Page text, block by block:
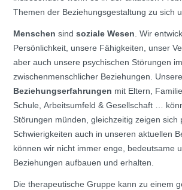
Themen der Beziehungsgestaltung zu sich
Menschen sindsoziale Wesen . Wir
Persönlichkeit, unsere Fähigkeiten, unser
aber auch unsere psychischen Störungen
zwischenmenschlicher Beziehungen.
Unsere
Beziehungserfahrungen mit Eltern,
Schule, Arbeitsumfeld & Gesellschaft …
Störungen münden, gleichzeitig zeigen sich
Schwierigkeiten auch in unseren aktuellen
können wir nicht immer enge, bedeutsame
Beziehungen aufbauen und erhalten.
Die therapeutische Gruppe kann zu einem